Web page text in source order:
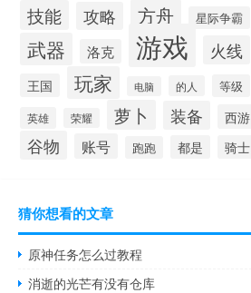
技能 攻略 方舟 星际争霸
武器 洛克 游戏 火线
王国 玩家 电脑 的人 等级
英雄 荣耀 萝卜 装备 西游
谷物 账号 跑跑 都是 骑士
猜你想看的文章
原神任务怎么过教程
消逝的光芒有没有仓库